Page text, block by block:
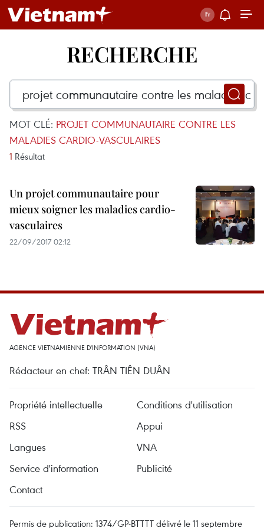
RECHERCHE
MOT CLÉ: PROJET COMMUNAUTAIRE CONTRE LES
MALADIES CARDIO-VASCULAIRES
1 Résultat
Un projet communautaire pour
mieux soigner les maladies cardio-
vasculaires
22/09/2017 02:12
AGENCE VIETNAMIENNE D'INFORMATION (VNA)
Rédacteur en chef: TRÂN TIÊN DUÂN
Propriété intellectuelle
Conditions d'utilisation
RSS
Appui
Langues
VNA
Service d'information
Publicité
Contact
Permis de publication: 1374/GP-BTTTT délivré le 11 septembre